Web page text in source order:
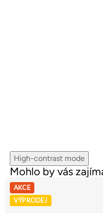
High-contrast mode
Mohlo by vás
AKCE
VÝPRODEJ